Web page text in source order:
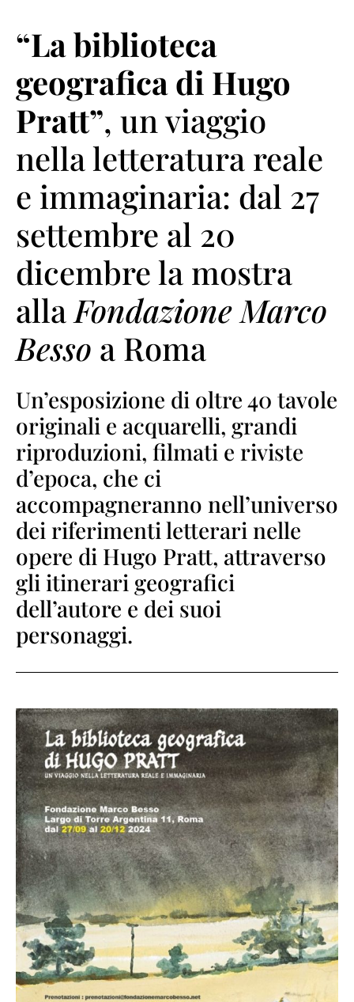
“La biblioteca
geografica di Hugo
Pratt”, un viaggio
nella letteratura reale
e immaginaria: dal 27
settembre al 20
dicembre la mostra
alla Fondazione Marco
Besso a Roma
Un’esposizione di oltre 40 tavole
originali e acquarelli, grandi
riproduzioni, filmati e riviste
d’epoca, che ci
accompagneranno nell’universo
dei riferimenti letterari nelle
opere di Hugo Pratt, attraverso
gli itinerari geografici
dell’autore e dei suoi
personaggi.